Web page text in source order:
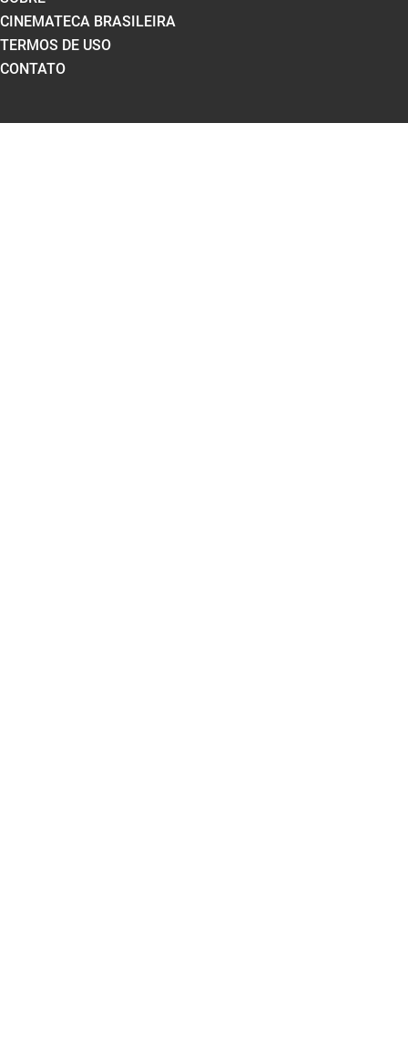
CINEMATECA BRASILEIRA
TERMOS DE USO
CONTATO